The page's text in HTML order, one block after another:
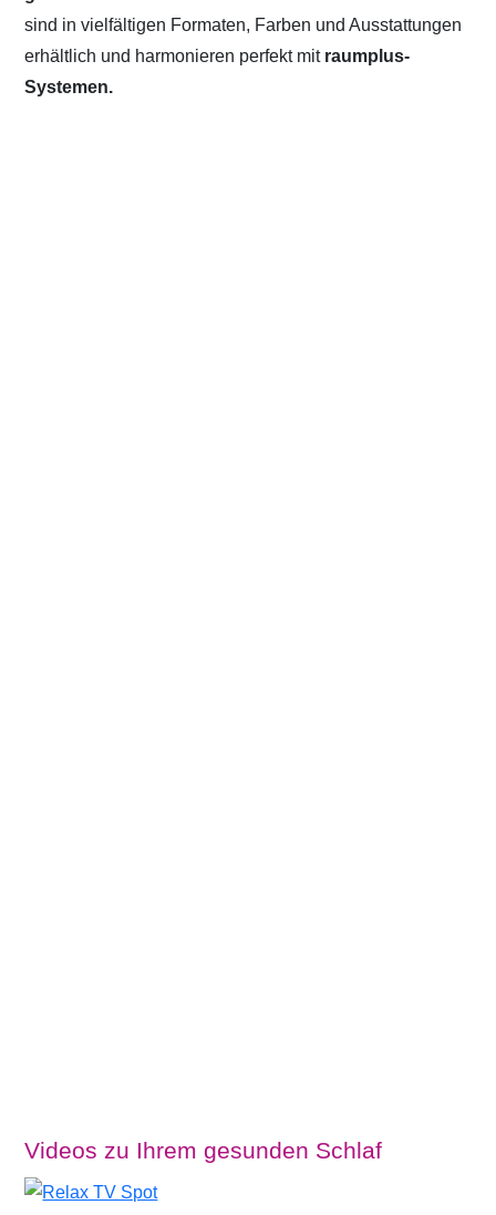
sind in vielfältigen Formaten, Farben und Ausstattungen
erhältlich und harmonieren perfekt mit raumplus-
Systemen.
Videos zu Ihrem gesunden Schlaf